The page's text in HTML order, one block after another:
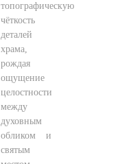
топографическую
чёткость
деталей
храма,
рождая
ощущение
целостности
между
духовным
обликом и
святым